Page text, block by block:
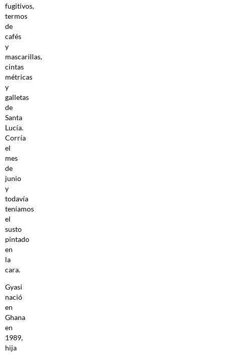
fugitivos,
termos
de
cafés
y
mascarillas,
cintas
métricas
y
galletas
de
Santa
Lucía.
Corría
el
mes
de
junio
y
todavía
teníamos
el
susto
pintado
en
la
cara.
Gyasi
nació
en
Ghana
en
1989,
hija